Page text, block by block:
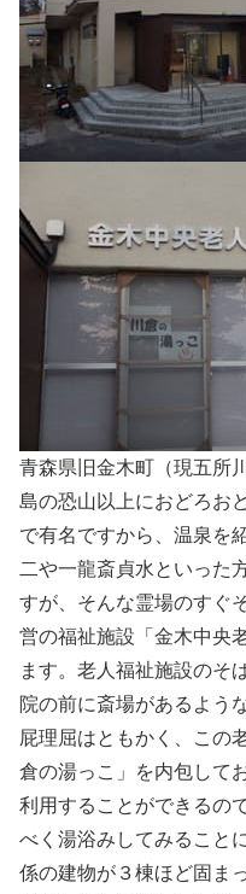
青森県旧金木町（現五所
島の恐山以上におどろお
で有名ですから、温泉を
二や一龍斎貞水といった
すが、そんな霊場のすぐ
営の福祉施設「金木中央
ます。老人福祉施設のそ
院の前に斎場があるよう
屁理屈はともかく、この
倉の湯っこ」を内包して
利用することができるの
べく湯浴みしてみること
係の建物が３棟ほど固ま